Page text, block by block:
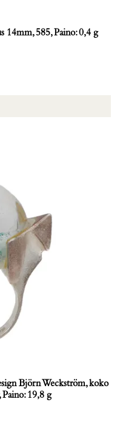
14mm, 585, Paino: 0,4 g
Björn Weckström, koko
Paino: 19,8 g